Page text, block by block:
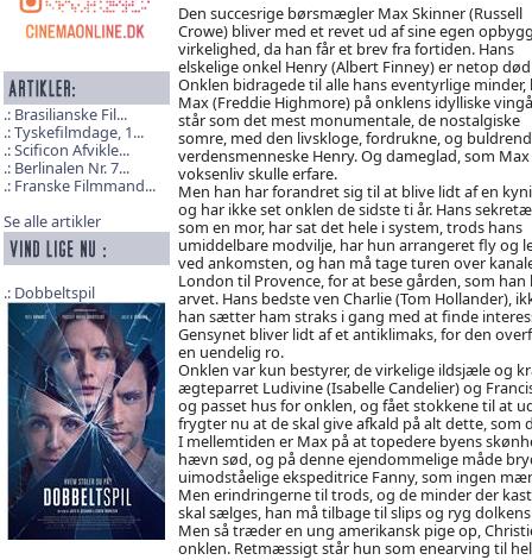
Brasilianske Fil...
Tyskefilmdage, 1...
Scificon Afvikle...
Berlinalen Nr. 7...
Franske Filmmand...
Se alle artikler
Dobbeltspil
Den succesrige børsmægler Max Skinner (Russell
Crowe) bliver med et revet ud af sine egen
virkelighed, da han får et brev fra fortiden. Hans
elskelige onkel Henry (Albert Finney) er netop
Onklen bidragede til alle hans eventyrlige minder,
Max (Freddie Highmore) på onklens idylliske
står som det mest monumentale, de nostalgiske
somre, med den livskloge, fordrukne, og
verdensmenneske Henry. Og dameglad, som
voksenliv skulle erfare.
Men han har forandret sig til at blive lidt af en
og har ikke set onklen de sidste ti år. Hans
som en mor, har sat det hele i system, trods hans
umiddelbare modvilje, har hun arrangeret fly og
ved ankomsten, og han må tage turen over
London til Provence, for at bese gården, som han
arvet. Hans bedste ven Charlie (Tom Hollander),
han sætter ham straks i gang med at finde
Gensynet bliver lidt af et antiklimaks, for den
en uendelig ro.
Onklen var kun bestyrer, de virkelige ildsjæle og
ægteparret Ludivine (Isabelle Candelier) og
og passet hus for onklen, og fået stokkene til at
frygter nu at de skal give afkald på alt dette, som
I mellemtiden er Max på at topedere byens
hævn sød, og på denne ejendommelige måde
uimodståelige ekspeditrice Fanny, som ingen
Men erindringerne til trods, og de minder der
skal sælges, han må tilbage til slips og ryg
Men så træder en ung amerikansk pige op,
onklen. Retmæssigt står hun som enearving til